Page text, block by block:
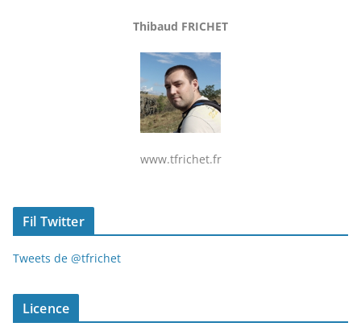
Thibaud FRICHET
www.tfrichet.fr
Fil Twitter
Tweets de @tfrichet
Licence